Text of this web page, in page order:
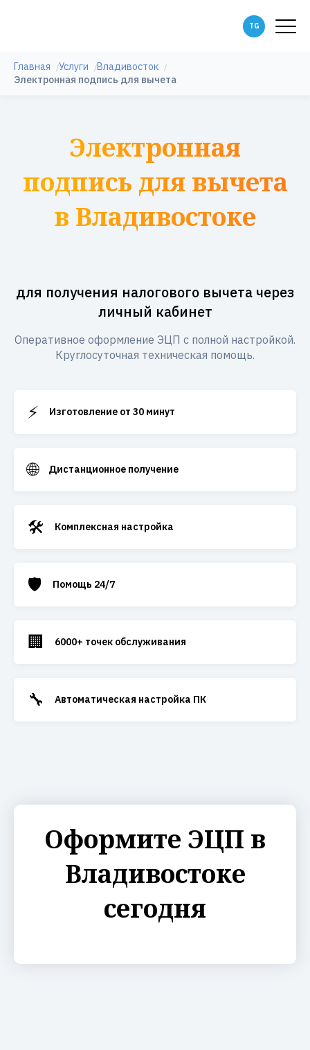
Главная Услуги
Владивосток
Электронная подпись для вычета
Электронная
подпись для вычета
в Владивостоке
для получения налогового вычета через
личный кабинет
Оперативное оформление ЭЦП с полной настройкой.
Круглосуточная техническая помощь.
⚡ Изготовление от 30 минут
🌐 Дистанционное получение
🛠️ Комплексная настройка
🛡️ Помощь 24/7
🏢 6000+ точек обслуживания
🔧 Автоматическая настройка ПК
Оформите ЭЦП в
Владивостоке
сегодня